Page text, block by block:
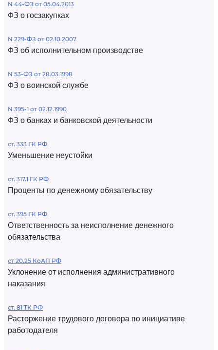
N 44-ФЗ от 05.04.2013
ФЗ о госзакупках
N 229-ФЗ от 02.10.2007
ФЗ об исполнительном производстве
N 53-ФЗ от 28.03.1998
ФЗ о воинской службе
N 395-1 от 02.12.1990
ФЗ о банках и банковской деятельности
ст. 333 ГК РФ
Уменьшение неустойки
ст. 317.1 ГК РФ
Проценты по денежному обязательству
ст. 395 ГК РФ
Ответственность за неисполнение денежного
обязательства
ст 20.25 КоАП РФ
Уклонение от исполнения административного
наказания
ст. 81 ТК РФ
Расторжение трудового договора по инициативе
работодателя